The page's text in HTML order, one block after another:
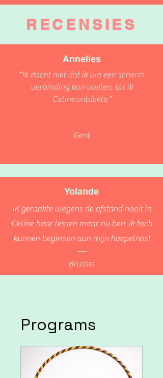
RECENSIES
Annelies
“Ik dacht niet dat ik via een scherm
verbinding kon voelen, tot ik
Celine ontdekte.”
—
Gent
Yolande
IK geraakte wegens de afstand nooit in
Celine haar lessen maar nu ben ik toch
kunnen beginnen aan mijn hoepelreis!
—
Brussel
Programs